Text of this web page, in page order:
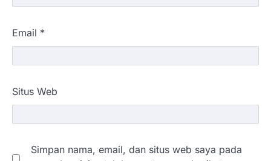
Email *
Situs Web
Simpan nama, email, dan situs web saya pada